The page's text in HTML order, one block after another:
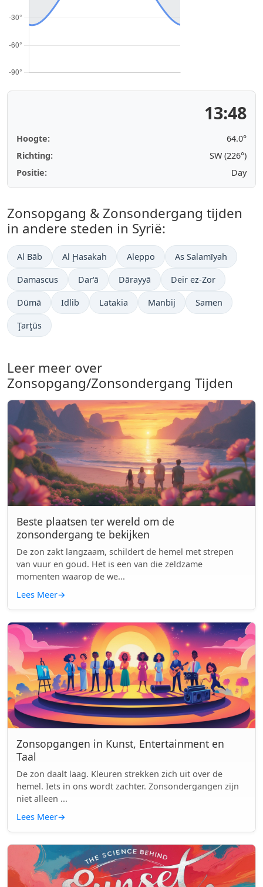
13:48
Hoogte:
64.0°
Richting:
SW (226°)
Positie:
Day
Zonsopgang & Zonsondergang tijden
in andere steden in Syrië:
Al Bāb Al Ḩasakah Aleppo As Salamīyah
Damascus Dar‘ā Dārayyā Deir ez-Zor
Dūmā Idlib Latakia Manbij Samen
Ţarţūs
Leer meer over
Zonsopgang/Zonsondergang Tijden
Beste plaatsen ter wereld om de
zonsondergang te bekijken
De zon zakt langzaam, schildert de hemel met strepen
van vuur en goud. Het is een van die zeldzame
momenten waarop de we...
Lees Meer→
Zonsopgangen in Kunst, Entertainment en
Taal
De zon daalt laag. Kleuren strekken zich uit over de
hemel. Iets in ons wordt zachter. Zonsondergangen zijn
niet alleen ...
Lees Meer→